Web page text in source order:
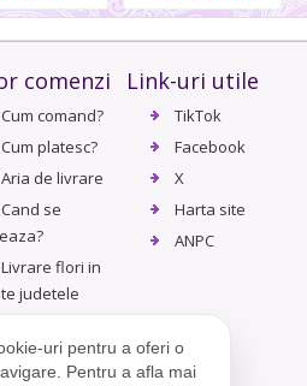
comenzi
Cum comand?
Cum platesc?
Aria de livrare
Cand se
Livrare flori in
judetele
Link-uri utile
TikTok
Facebook
X
Harta site
ANPC
uri pentru a oferi o
Pentru a afla mai